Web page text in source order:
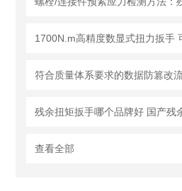
查看全部